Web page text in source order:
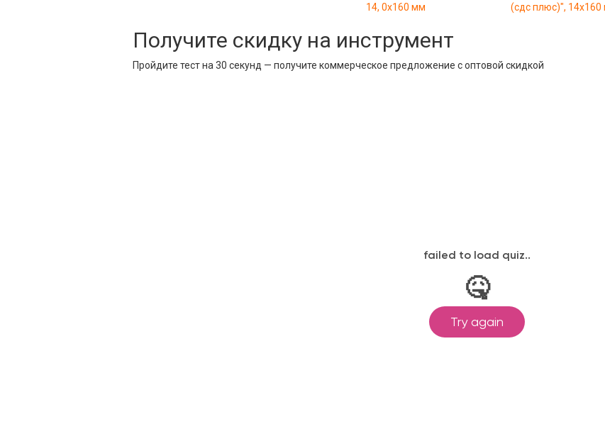
14, 0x160 мм
(сдс плюс)", 14x160
Получите скидку на инструмент
Пройдите тест на 30 секунд — получите коммерческое предложение с оптовой скидкой